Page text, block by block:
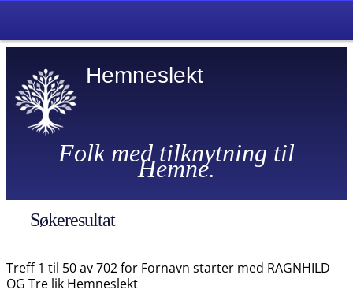
Hemneslekt
Folk med tilknytning til
Hemne.
Søkeresultat
Treff 1 til 50 av 702 for Fornavn starter med RAGNHILD
OG Tre lik Hemneslekt